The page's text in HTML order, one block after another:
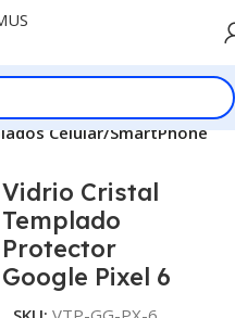
Celular/SmartPhone
Vidrio Cristal
Templado
Protector
Google Pixel 6